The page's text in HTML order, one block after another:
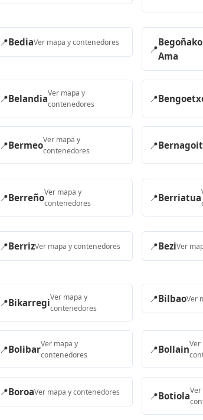
📍BediaVer mapa y contenedores
📍
Begoñako
Ama
📍BelandiaVer mapa y
contenedores
📍
📍BermeoVer mapa y
contenedores
📍
📍BerreñoVer mapa y
contenedores
📍Berriatua
📍BerrizVer mapa y contenedores 📍BeziVer
📍BikarregiVer mapa y
contenedores
📍BilbaoVer
📍BolibarVer mapa y
contenedores
📍BollainVer
📍BoroaVer mapa y contenedores 📍BotiolaVer